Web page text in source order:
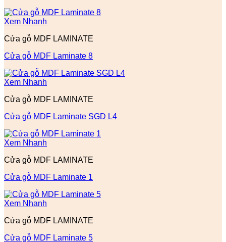
Xem Nhanh
Cửa gỗ MDF LAMINATE
Cửa gỗ MDF Laminate 8
Xem Nhanh
Cửa gỗ MDF LAMINATE
Cửa gỗ MDF Laminate SGD L4
Xem Nhanh
Cửa gỗ MDF LAMINATE
Cửa gỗ MDF Laminate 1
Xem Nhanh
Cửa gỗ MDF LAMINATE
Cửa gỗ MDF Laminate 5